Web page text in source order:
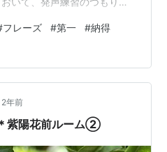
ます。納得のいく声が出る
考えてみましょう。（♯∂）
フレーズ #第一 #納得
2年前
紫陽花前ルーム②